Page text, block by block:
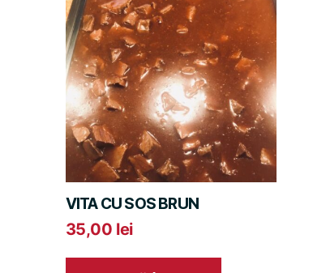
VITA CU SOS BRUN
35,00 lei